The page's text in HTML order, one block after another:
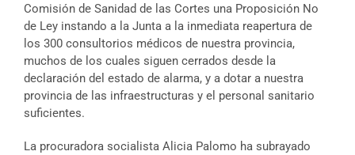
Comisión de Sanidad de las Cortes una Proposición No
de Ley instando a la Junta a la inmediata reapertura de
los 300 consultorios médicos de nuestra provincia,
muchos de los cuales siguen cerrados desde la
declaración del estado de alarma, y a dotar a nuestra
provincia de las infraestructuras y el personal sanitario
suficientes.
La procuradora socialista Alicia Palomo ha subrayado